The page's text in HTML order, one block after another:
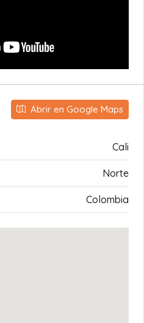
Abrir en Google Maps
Cali
Norte
Colombia